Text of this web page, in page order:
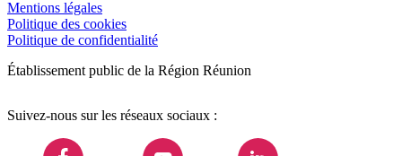
Mentions légales
Politique des cookies
Politique de confidentialité
Établissement public de la Région Réunion
Suivez-nous sur les réseaux sociaux :